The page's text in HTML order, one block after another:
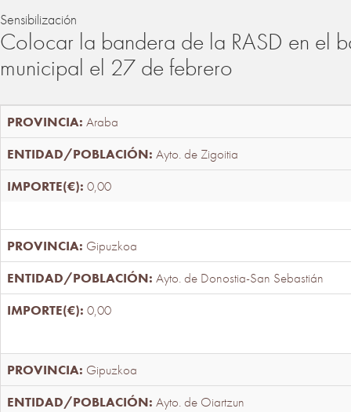
Sensibilización
Colocar la bandera de la RASD en el
municipal el 27 de febrero
Araba
Ayto. de Zigoitia
0,00
Gipuzkoa
Ayto. de Donostia-San Sebastián
0,00
Gipuzkoa
Ayto. de Oiartzun